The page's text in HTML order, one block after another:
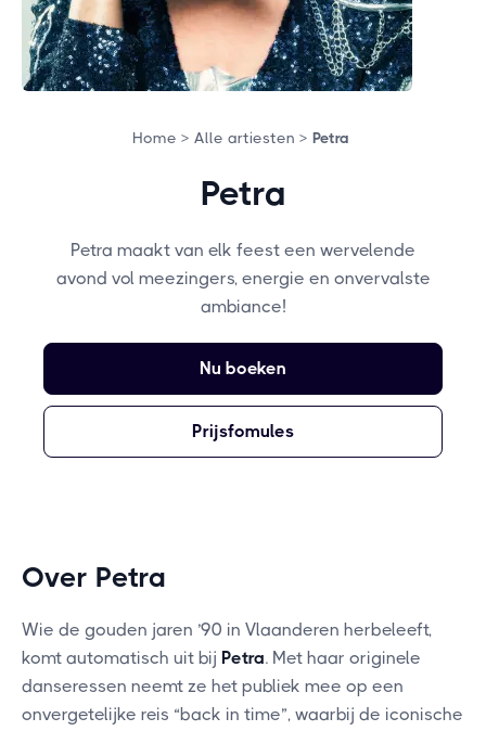
Home > Alle artiesten > Petra
Petra
Petra maakt van elk feest een wervelende
avond vol meezingers, energie en onvervalste
ambiance!
Nu boeken
Prijsfomules
Over Petra
Wie de gouden jaren ’90 in Vlaanderen herbeleeft,
komt automatisch uit bij Petra. Met haar originele
danseressen neemt ze het publiek mee op een
onvergetelijke reis “back in time”, waarbij de iconische